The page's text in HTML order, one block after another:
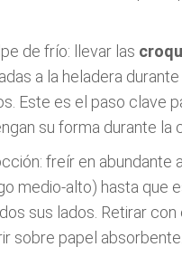
de frío: llevar las
a la heladera
Este es el paso clave
su forma durante la
freír en abundante
medio-alto) hasta que
sus lados. Retirar con
sobre papel absorbente.